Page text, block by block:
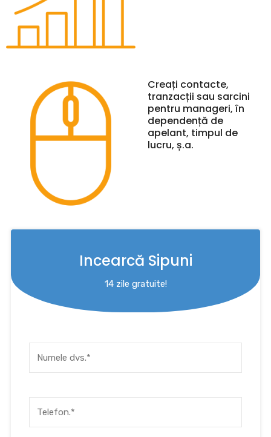
Creați contacte,
tranzacții sau sarcini
pentru manageri, în
dependență de
apelant, timpul de
lucru, ș.a.
Incearcă Sipuni
14 zile gratuite!